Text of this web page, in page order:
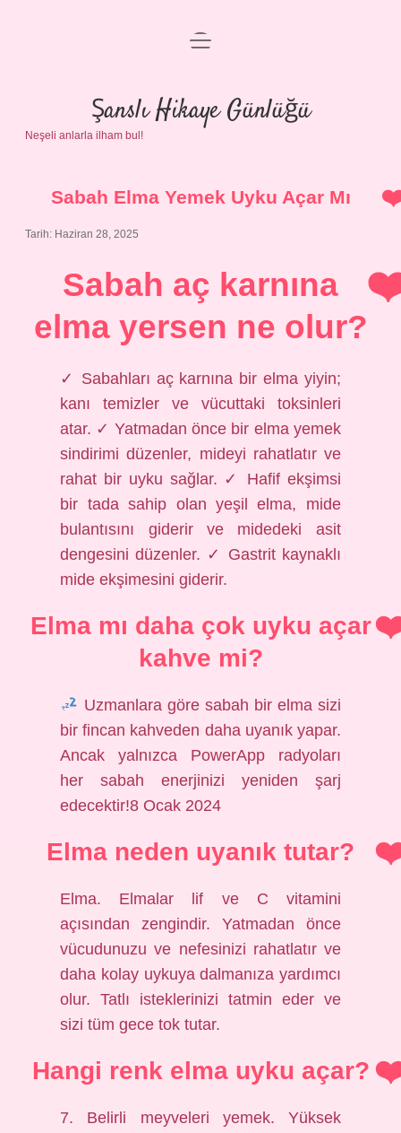
Anasayfa
Gizlilik Politikası
menüyü
Şanslı Hikaye Günlüğü
Neşeli anlarla ilham bul!
Sabah Elma Yemek Uyku Açar Mı
Tarih: Haziran 28, 2025
Sabah aç karnına
elma yersen ne olur?
✓ Sabahları aç karnına bir elma yiyin;
kanı temizler ve vücuttaki toksinleri
atar. ✓ Yatmadan önce bir elma yemek
sindirimi düzenler, mideyi rahatlatır ve
rahat bir uyku sağlar. ✓ Hafif ekşimsi
bir tada sahip olan yeşil elma, mide
bulantısını giderir ve midedeki asit
dengesini düzenler. ✓ Gastrit kaynaklı
mide ekşimesini giderir.
Elma mı daha çok uyku açar
kahve mi?
Uzmanlara göre sabah bir elma sizi
bir fincan kahveden daha uyanık yapar.
Ancak yalnızca PowerApp radyoları
her sabah enerjinizi yeniden şarj
edecektir!8 Ocak 2024
Elma neden uyanık tutar?
Elma. Elmalar lif ve C vitamini
açısından zengindir. Yatmadan önce
vücudunuzu ve nefesinizi rahatlatır ve
daha kolay uykuya dalmanıza yardımcı
olur. Tatlı isteklerinizi tatmin eder ve
sizi tüm gece tok tutar.
Hangi renk elma uyku açar?
7. Belirli meyveleri yemek. Yüksek